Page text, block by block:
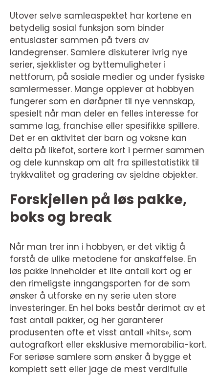
Utover selve samleaspektet har kortene en
betydelig sosial funksjon som binder
entusiaster sammen på tvers av
landegrenser. Samlere diskuterer ivrig nye
serier, sjekklister og byttemuligheter i
nettforum, på sosiale medier og under fysiske
samlermesser. Mange opplever at hobbyen
fungerer som en døråpner til nye vennskap,
spesielt når man deler en felles interesse for
samme lag, franchise eller spesifikke spillere.
Det er en aktivitet der barn og voksne kan
delta på likefot, sortere kort i permer sammen
og dele kunnskap om alt fra spillestatistikk til
trykkvalitet og gradering av sjeldne objekter.
Forskjellen på løs pakke,
boks og break
Når man trer inn i hobbyen, er det viktig å
forstå de ulike metodene for anskaffelse. En
løs pakke inneholder et lite antall kort og er
den rimeligste inngangsporten for de som
ønsker å utforske en ny serie uten store
investeringer. En hel boks består derimot av et
fast antall pakker, og her garanterer
produsenten ofte et visst antall «hits», som
autografkort eller eksklusive memorabilia-kort.
For seriøse samlere som ønsker å bygge et
komplett sett eller jage de mest verdifulle